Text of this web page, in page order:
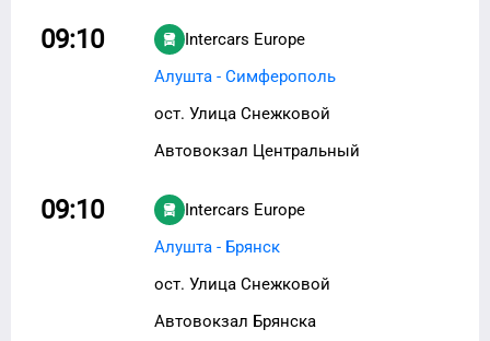
09:10
Intercars Europe
Алушта - Симферополь
ост. Улица Снежковой
Автовокзал Центральный
09:10
Intercars Europe
Алушта - Брянск
ост. Улица Снежковой
Автовокзал Брянска